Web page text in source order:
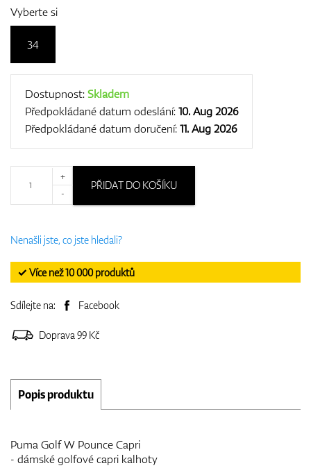
Vyberte si
34
Dostupnost:Skladem
Předpokládané datum odeslání:10. Aug 2026
Předpokládané datum doručení:11. Aug 2026
+
-
PŘIDAT DO KOŠÍKU
Nenašli jste, co jste hledali?
✓ Více než 10 000 produktů
Sdílejte na: Facebook
Doprava 99 Kč
Popis produktu
Puma Golf W Pounce Capri
- dámské golfové capri kalhoty